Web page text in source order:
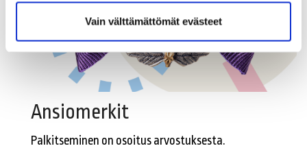
Vain välttämättömät evästeet
Ansiomerkit
Palkitseminen on osoitus arvostuksesta.